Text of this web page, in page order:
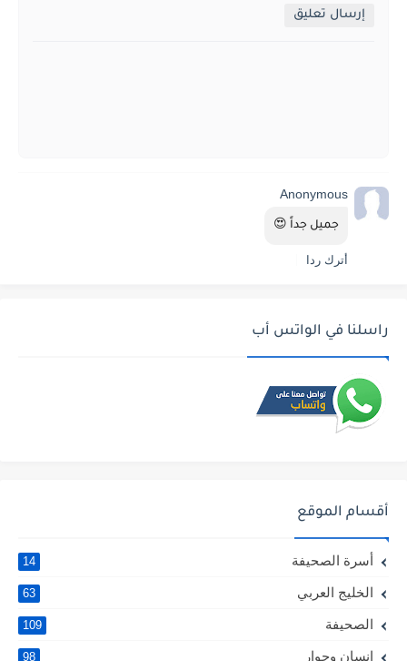
إرسال تعليق
Anonymous
جميل جداً 😍
أترك ردا
راسلنا في الواتس أب
أقسام الموقع
أسرة الصحيفة 14
الخليج العربي 63
الصحيفة 109
إنسان وحوار 98